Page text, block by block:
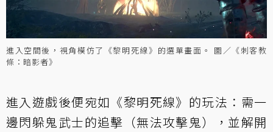
進入空間後，視角模仿了《黎明死線》的選單畫面。 圖／《刺客教
條：暗影者》
進入遊戲後便宛如《黎明死線》的玩法：需一
邊閃躲鬼武士的追擊（無法攻擊鬼），並解開